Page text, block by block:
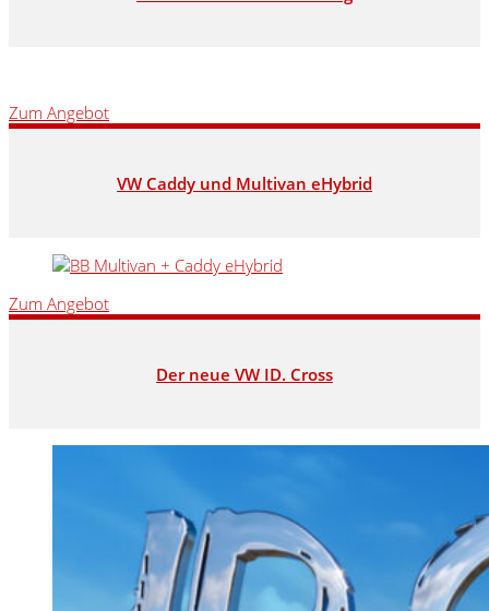
Zum Angebot
VW Caddy und Multivan eHybrid
Zum Angebot
Der neue VW ID. Cross